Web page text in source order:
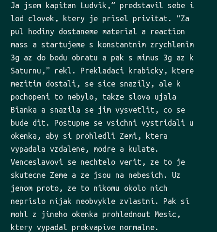
Ja jsem kapitan Ludvik,” predstavil sebe i
lod clovek, ktery je prisel privitat. “Za
pul hodiny dostaneme material a reaction
mass a startujeme s konstantnim zrychlenim
3g az do bodu obratu a pak s minus 3g az k
Saturnu,” rekl. Prekladaci krabicky, ktere
mezitim dostali, se sice snazily, ale k
pochopeni to nebylo, takze slova ujala
Bianka a snazila se jim vysvetlit, co se
bude dit. Postupne se vsichni vystridali u
okenka, aby si prohledli Zemi, ktera
vypadala vzdalene, modre a kulate.
Venceslavovi se nechtelo verit, ze to je
skutecne Zeme a ze jsou na nebesich. Uz
jenom proto, ze to nikomu okolo nich
neprislo nijak neobvykle zvlastni. Pak si
mohl z jineho okenka prohlednout Mesic,
ktery vypadal prekvapive normalne.